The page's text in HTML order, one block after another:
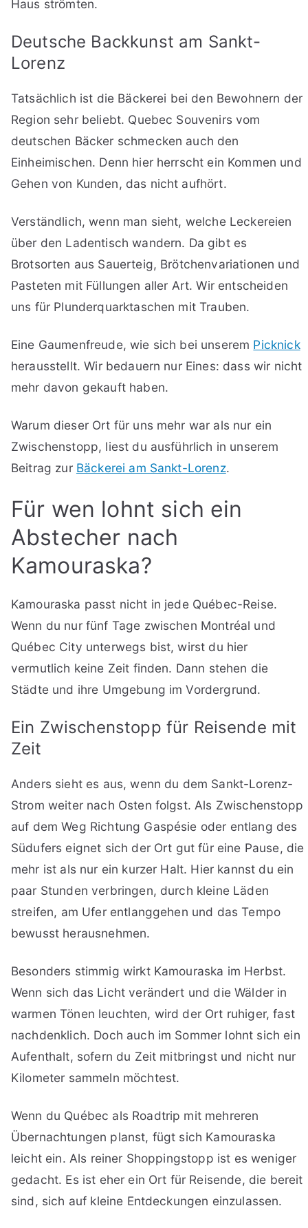
Haus strömten.
Deutsche Backkunst am Sankt-
Lorenz
Tatsächlich ist die Bäckerei bei den Bewohnern der
Region sehr beliebt. Quebec Souvenirs vom
deutschen Bäcker schmecken auch den
Einheimischen. Denn hier herrscht ein Kommen und
Gehen von Kunden, das nicht aufhört.
Verständlich, wenn man sieht, welche Leckereien
über den Ladentisch wandern. Da gibt es
Brotsorten aus Sauerteig, Brötchenvariationen und
Pasteten mit Füllungen aller Art. Wir entscheiden
uns für Plunderquarktaschen mit Trauben.
Eine Gaumenfreude, wie sich bei unserem Picknick
herausstellt. Wir bedauern nur Eines: dass wir nicht
mehr davon gekauft haben.
Warum dieser Ort für uns mehr war als nur ein
Zwischenstopp, liest du ausführlich in unserem
Beitrag zur Bäckerei am Sankt-Lorenz.
Für wen lohnt sich ein
Abstecher nach
Kamouraska?
Kamouraska passt nicht in jede Québec-Reise.
Wenn du nur fünf Tage zwischen Montréal und
Québec City unterwegs bist, wirst du hier
vermutlich keine Zeit finden. Dann stehen die
Städte und ihre Umgebung im Vordergrund.
Ein Zwischenstopp für Reisende mit
Zeit
Anders sieht es aus, wenn du dem Sankt-Lorenz-
Strom weiter nach Osten folgst. Als Zwischenstopp
auf dem Weg Richtung Gaspésie oder entlang des
Südufers eignet sich der Ort gut für eine Pause, die
mehr ist als nur ein kurzer Halt. Hier kannst du ein
paar Stunden verbringen, durch kleine Läden
streifen, am Ufer entlanggehen und das Tempo
bewusst herausnehmen.
Besonders stimmig wirkt Kamouraska im Herbst.
Wenn sich das Licht verändert und die Wälder in
warmen Tönen leuchten, wird der Ort ruhiger, fast
nachdenklich. Doch auch im Sommer lohnt sich ein
Aufenthalt, sofern du Zeit mitbringst und nicht nur
Kilometer sammeln möchtest.
Wenn du Québec als Roadtrip mit mehreren
Übernachtungen planst, fügt sich Kamouraska
leicht ein. Als reiner Shoppingstopp ist es weniger
gedacht. Es ist eher ein Ort für Reisende, die bereit
sind, sich auf kleine Entdeckungen einzulassen.